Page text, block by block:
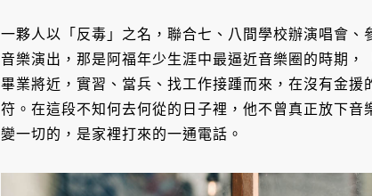
一夥人以「反毒」之名，聯合七、八間學校辦演唱會
音樂演出，那是阿福年少生涯中最逼近音樂圈的時期
畢業將近，實習、當兵、找工作接踵而來，在沒有金援
符。在這段不知何去何從的日子裡，他不曾真正放下
變一切的，是家裡打來的一通電話。